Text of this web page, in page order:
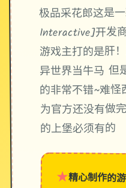
极品采花郎这是
Interactive]开发
游戏主打的是肝
异世界当牛马 但
的非常不错~难
为官方还没有做
的上堡必须有的
★精心制作的